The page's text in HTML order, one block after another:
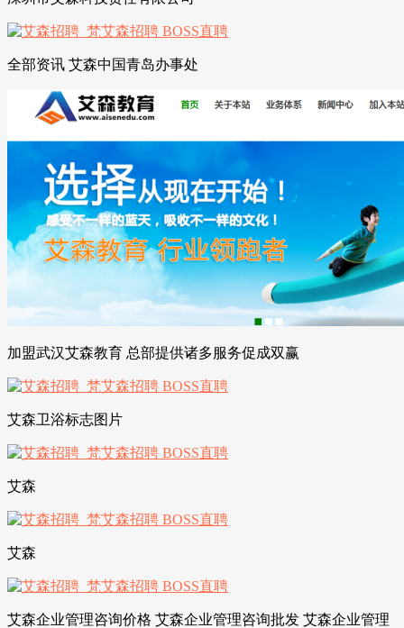
全部资讯 艾森中国青岛办事处
加盟武汉艾森教育 总部提供诸多服务促成双赢
艾森卫浴标志图片
艾森
艾森
艾森企业管理咨询价格 艾森企业管理咨询批发 艾森企业管理